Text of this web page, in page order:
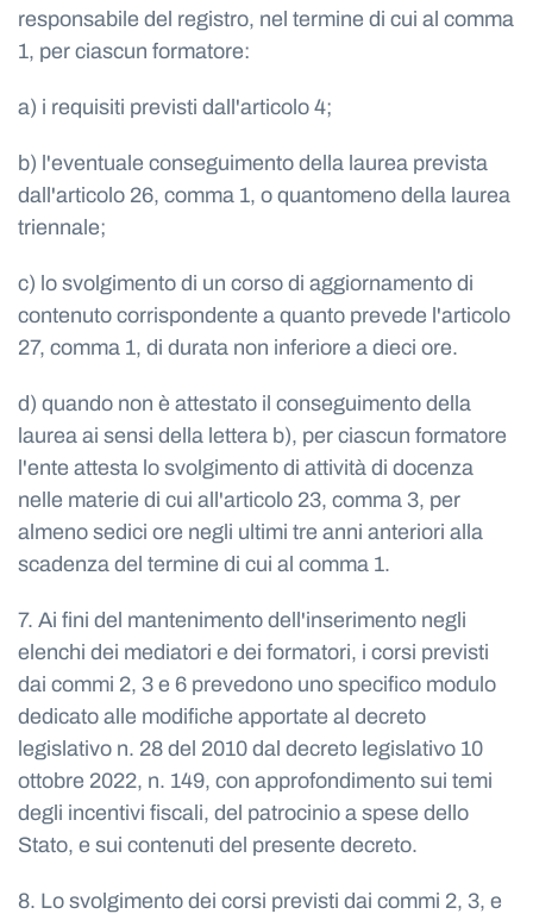
responsabile del registro, nel termine di cui al comma
1, per ciascun formatore:
a) i requisiti previsti dall'articolo 4;
b) l'eventuale conseguimento della laurea prevista
dall'articolo 26, comma 1, o quantomeno della laurea
triennale;
c) lo svolgimento di un corso di aggiornamento di
contenuto corrispondente a quanto prevede l'articolo
27, comma 1, di durata non inferiore a dieci ore.
d) quando non è attestato il conseguimento della
laurea ai sensi della lettera b), per ciascun formatore
l'ente attesta lo svolgimento di attività di docenza
nelle materie di cui all'articolo 23, comma 3, per
almeno sedici ore negli ultimi tre anni anteriori alla
scadenza del termine di cui al comma 1.
7. Ai fini del mantenimento dell'inserimento negli
elenchi dei mediatori e dei formatori, i corsi previsti
dai commi 2, 3 e 6 prevedono uno specifico modulo
dedicato alle modifiche apportate al decreto
legislativo n. 28 del 2010 dal decreto legislativo 10
ottobre 2022, n. 149, con approfondimento sui temi
degli incentivi fiscali, del patrocinio a spese dello
Stato, e sui contenuti del presente decreto.
8. Lo svolgimento dei corsi previsti dai commi 2, 3, e